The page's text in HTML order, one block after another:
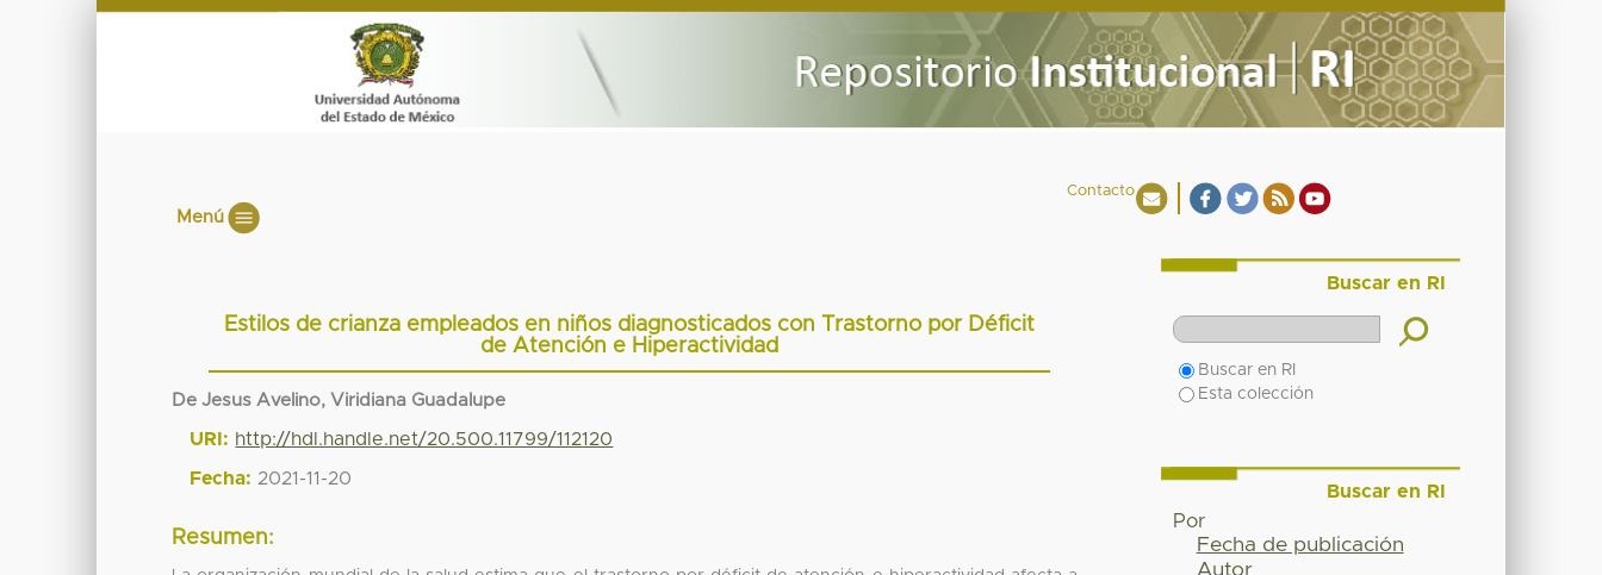
Contacto
Menú
Estilos de crianza empleados en niños diagnosticados con Trastorno por Déficit
de Atención e Hiperactividad
De Jesus Avelino, Viridiana Guadalupe
URI: http://hdl.handle.net/20.500.11799/112120
Fecha: 2021-11-20
Resumen:
Buscar en RI
Buscar en RI
Esta colección
Buscar en RI
Por
Fecha de publicación
Autor